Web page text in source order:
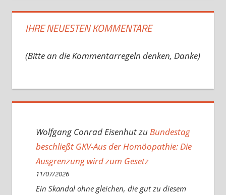
IHRE NEUESTEN KOMMENTARE
(Bitte an die Kommentarregeln denken, Danke)
Wolfgang Conrad EisenhutzuBundestag
beschließt GKV-Aus der Homöopathie: Die
Ausgrenzung wird zum Gesetz
11/07/2026
Ein Skandal ohne gleichen, die gut zu diesem